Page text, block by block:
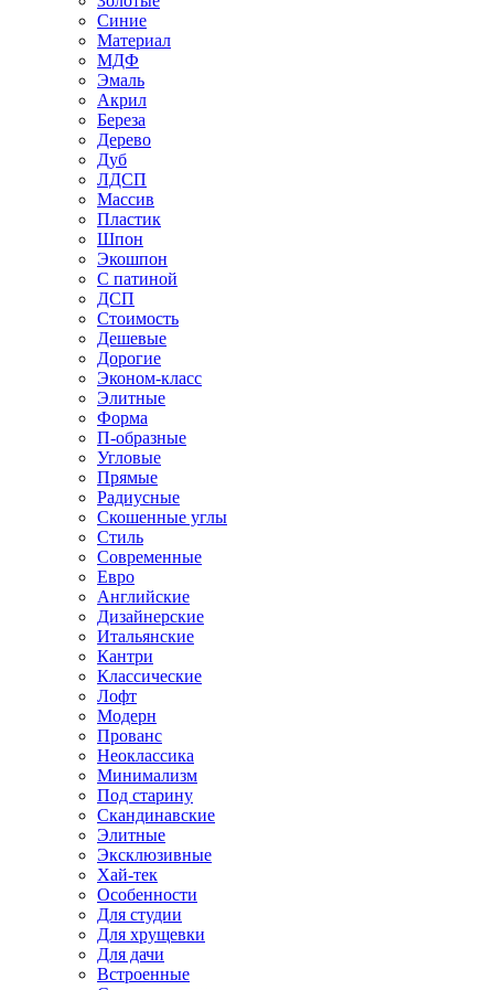
Синие
Материал
МДФ
Эмаль
Акрил
Береза
Дерево
Дуб
ЛДСП
Массив
Пластик
Шпон
Экошпон
С патиной
ДСП
Стоимость
Дешевые
Дорогие
Эконом-класс
Элитные
Форма
П-образные
Угловые
Прямые
Радиусные
Скошенные углы
Стиль
Современные
Евро
Английские
Дизайнерские
Итальянские
Кантри
Классические
Лофт
Модерн
Прованс
Неоклассика
Минимализм
Под старину
Скандинавские
Элитные
Эксклюзивные
Хай-тек
Особенности
Для студии
Для хрущевки
Для дачи
Встроенные